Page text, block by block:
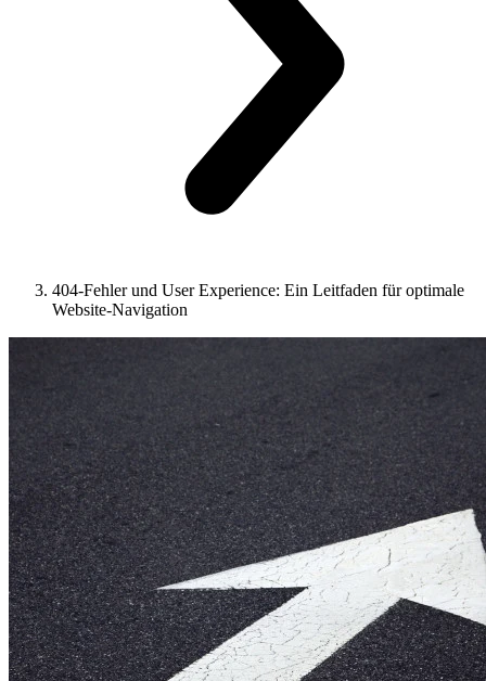
404-Fehler und User Experience: Ein Leitfaden für optimale
Website-Navigation